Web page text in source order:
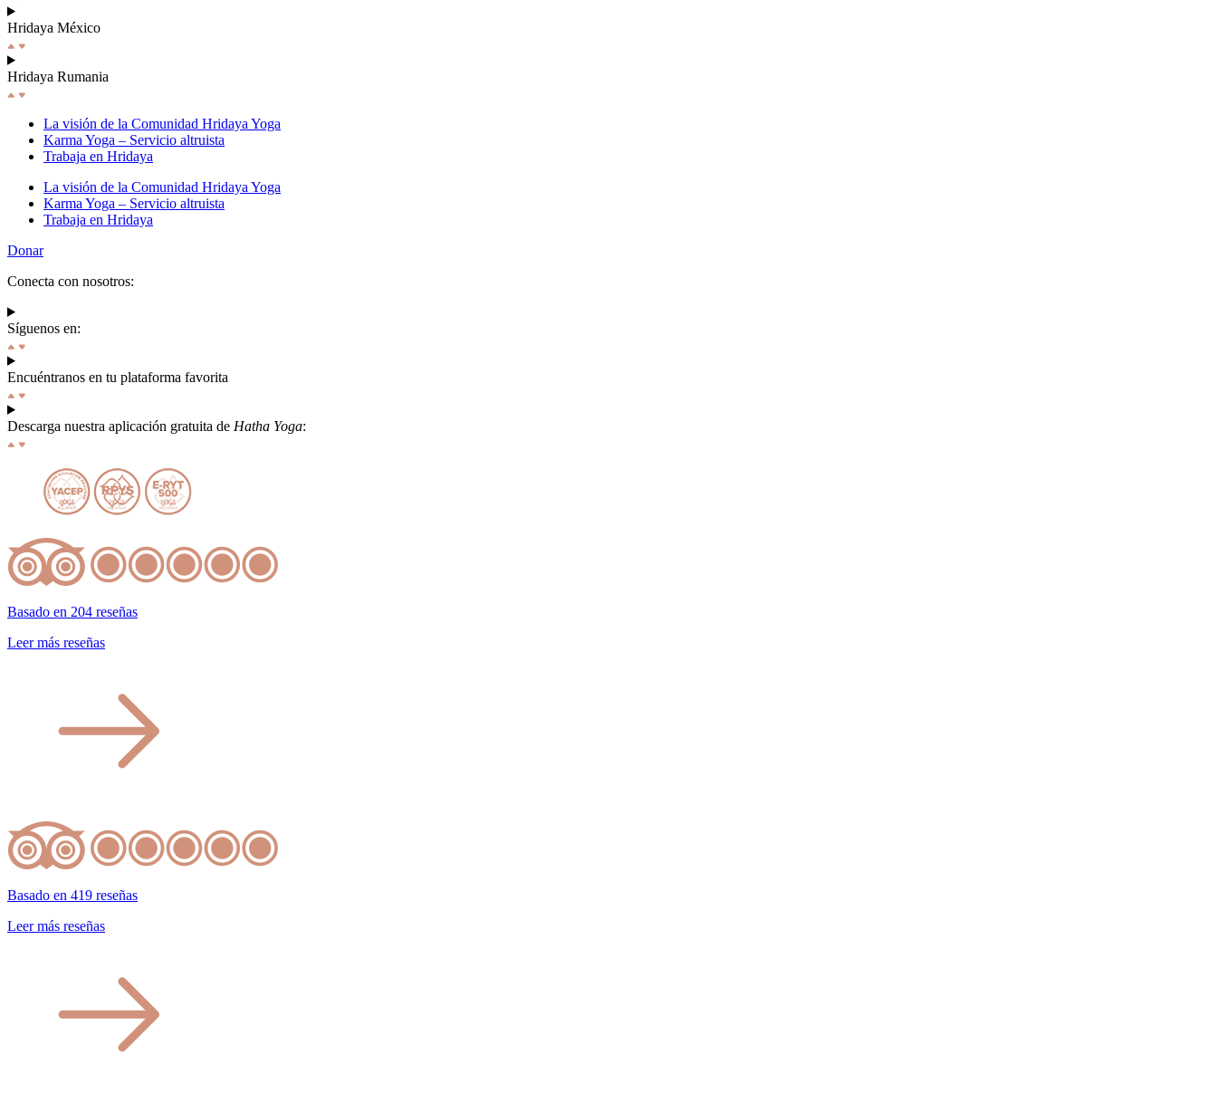
Hridaya México
Hridaya Rumania
La visión de la Comunidad Hridaya Yoga
Karma Yoga – Servicio altruista
Trabaja en Hridaya
La visión de la Comunidad Hridaya Yoga
Karma Yoga – Servicio altruista
Trabaja en Hridaya
Donar
Conecta con nosotros:
Síguenos en:
Encuéntranos en tu plataforma favorita
Descarga nuestra aplicación gratuita de Hatha Yoga:
Basado en 204 reseñas
Leer más reseñas
Basado en 419 reseñas
Leer más reseñas